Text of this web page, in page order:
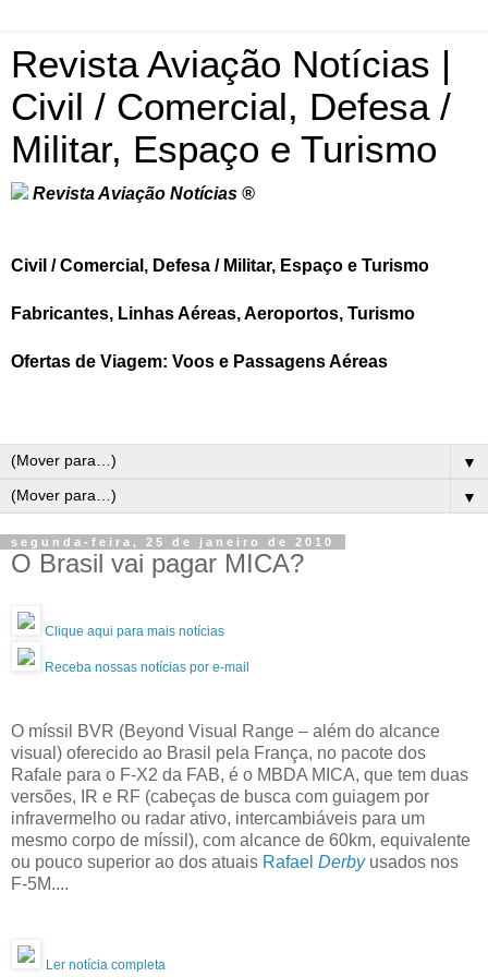
Revista Aviação Notícias |
Civil / Comercial, Defesa /
Militar, Espaço e Turismo
Revista Aviação Notícias ®
Civil / Comercial, Defesa / Militar, Espaço e Turismo
Fabricantes, Linhas Aéreas, Aeroportos, Turismo
Ofertas de Viagem: Voos e Passagens Aéreas
▼
▼
segunda-feira, 25 de janeiro de 2010
O Brasil vai pagar MICA?
Clique aqui para mais notícias
Receba nossas notícias por e-mail
O míssil BVR (Beyond Visual Range – além do alcance
visual) oferecido ao Brasil pela França, no pacote dos
Rafale para o F-X2 da FAB, é o MBDA MICA, que tem duas
versões, IR e RF (cabeças de busca com guiagem por
infravermelho ou radar ativo, intercambiáveis para um
mesmo corpo de míssil), com alcance de 60km, equivalente
ou pouco superior ao dos atuais Rafael Derbyusados nos
F-5M....
Ler notícia completa